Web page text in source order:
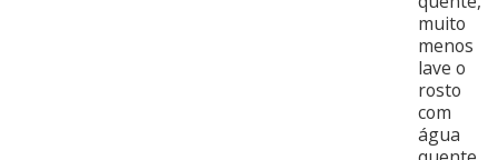
muito
menos
lave o
rosto
com
água